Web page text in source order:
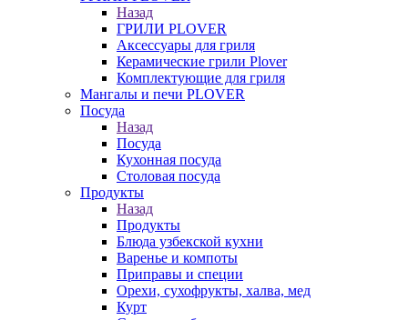
Назад
ГРИЛИ PLOVER
Аксессуары для гриля
Керамические грили Plover
Комплектующие для гриля
Мангалы и печи PLOVER
Посуда
Назад
Посуда
Кухонная посуда
Столовая посуда
Продукты
Назад
Продукты
Блюда узбекской кухни
Варенье и компоты
Приправы и специи
Орехи, сухофрукты, халва, мед
Курт